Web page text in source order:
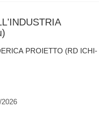
PROIETTO (RD ICHI-